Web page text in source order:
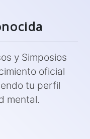
y Simposios
oficial
tu perfil
mental.